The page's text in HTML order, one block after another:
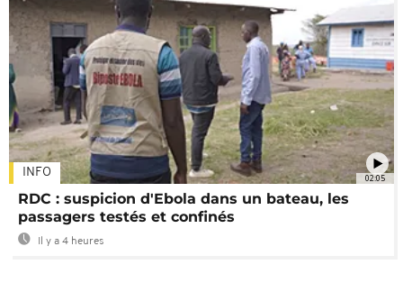
02:05
INFO
RDC : suspicion d'Ebola dans un bateau, les
passagers testés et confinés
Il y a 4 heures